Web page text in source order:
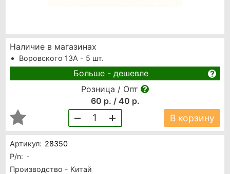
Артикул: 28350
P/n: -
Производство - Китай
Наличие в магазинах
Воровского 13А - 5 шт.
Больше - дешевле
Розница / Опт
60 р. / 40 р.
1 В корзину